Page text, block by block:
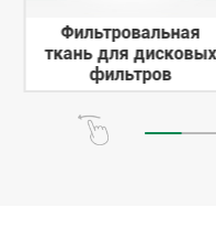
Фильтровальная
ткань для дисковых
фильтров